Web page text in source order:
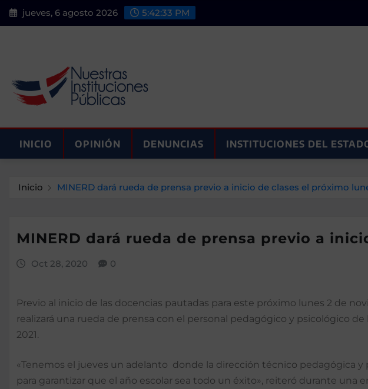
Saltar
al
jueves, 6 agosto 2026 5:42:35 PM
INICIO OPINIÓN DENUNCIAS INSTITUCIONES DEL
Inicio MINERD dará rueda de prensa previo a inicio de clases el próximo
MINERD dará rueda de prensa previo a
Oct 28, 2020 0
Previo al inicio de las docencias pautadas para este próximo lunes 2 de
realizará una rueda de prensa con el personal pedagógico y psicológico
2021.
«Tenemos el jueves un adelanto donde la dirección técnico pedagógica
para garantizar que el año escolar sea todo un éxito», reiteró durante una